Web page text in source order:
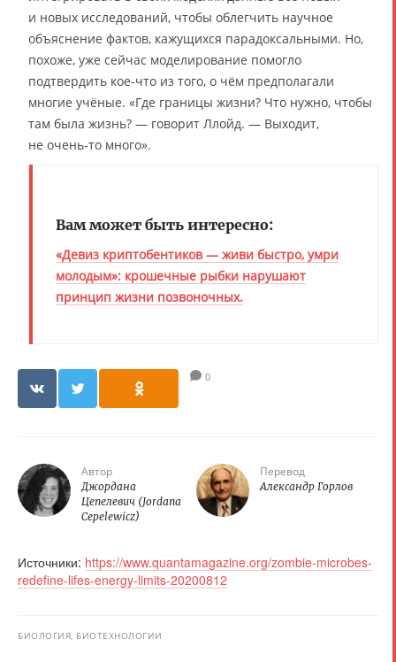
и новых исследований, чтобы облегчить научное
объяснение фактов, кажущихся парадоксальными. Но,
похоже, уже сейчас моделирование помогло
подтвердить кое-что из того, о чём предполагали
многие учёные. «Где границы жизни? Что нужно, чтобы
там была жизнь? — говорит Ллойд. — Выходит,
не очень-то много».
Вам может быть интересно:
«Девиз криптобентиков — живи быстро, умри
молодым»: крошечные рыбки нарушают
принцип жизни позвоночных.
0
Автор
Джордана
Цепелевич (Jordana
Cepelewicz)
Перевод
Александр Горлов
Источники: https://www.quantamagazine.org/zombie-microbes-
redefine-lifes-energy-limits-20200812
БИОЛОГИЯ, БИОТЕХНОЛОГИИ